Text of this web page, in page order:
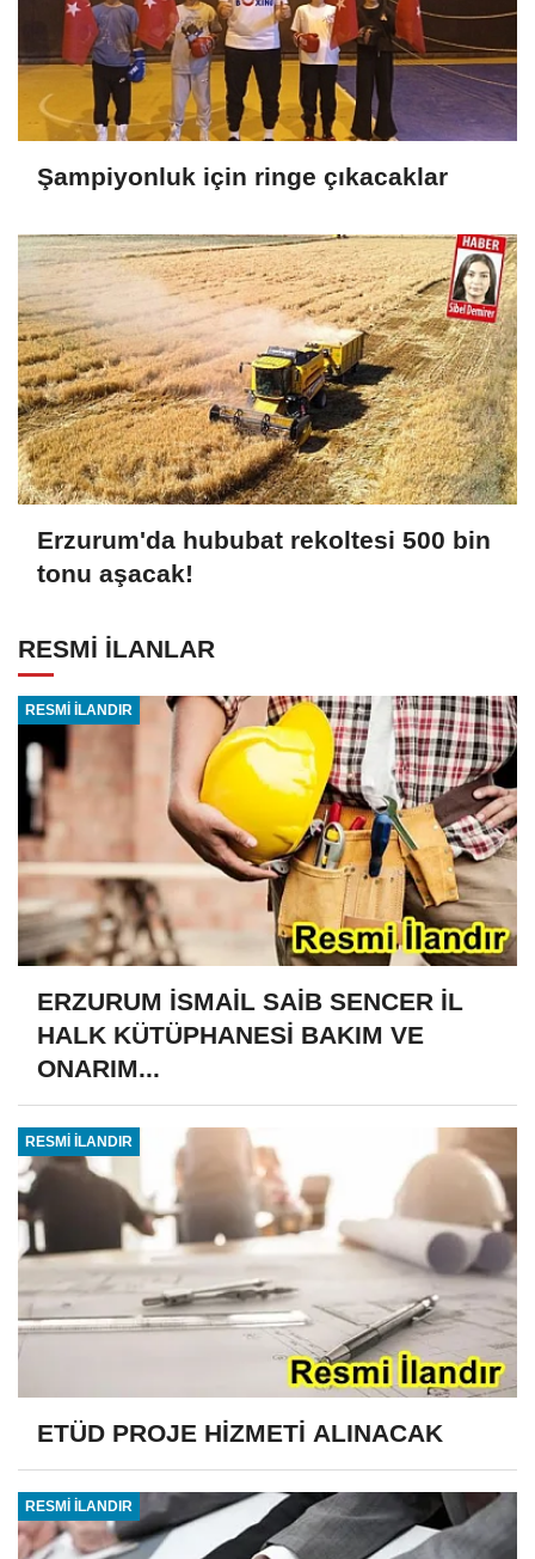
Şampiyonluk için ringe çıkacaklar
Erzurum'da hububat rekoltesi 500 bin
tonu aşacak!
RESMİ İLANLAR
RESMİ İLANDIR
ERZURUM İSMAİL SAİB SENCER İL
HALK KÜTÜPHANESİ BAKIM VE
ONARIM...
RESMİ İLANDIR
ETÜD PROJE HİZMETİ ALINACAK
RESMİ İLANDIR